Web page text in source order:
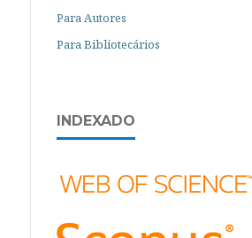
Para Autores
Para Bibliotecários
INDEXADO